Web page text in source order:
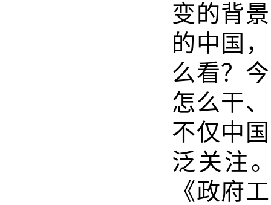
变的背
的中国
么看？
怎么干
不仅中
泛关注
《政府